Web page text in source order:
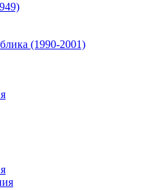
(1990-2001)